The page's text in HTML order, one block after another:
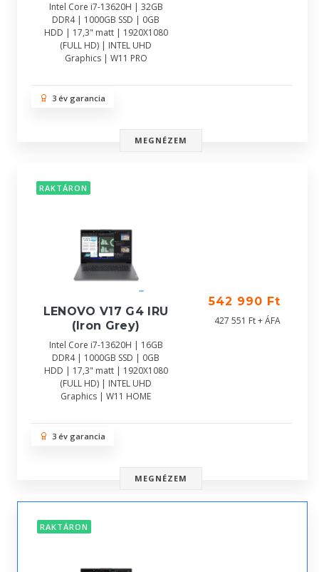
Intel Core i7-13620H | 32GB
DDR4 | 1000GB SSD | 0GB
HDD | 17,3" matt | 1920X1080
(FULL HD) | INTEL UHD
Graphics | W11 PRO
3 év garancia
MEGNÉZEM
RAKTÁRON
LENOVO V17 G4 IRU
(Iron Grey)
Intel Core i7-13620H | 16GB
DDR4 | 1000GB SSD | 0GB
HDD | 17,3" matt | 1920X1080
(FULL HD) | INTEL UHD
Graphics | W11 HOME
542 990 Ft
427 551 Ft + ÁFA
3 év garancia
MEGNÉZEM
RAKTÁRON